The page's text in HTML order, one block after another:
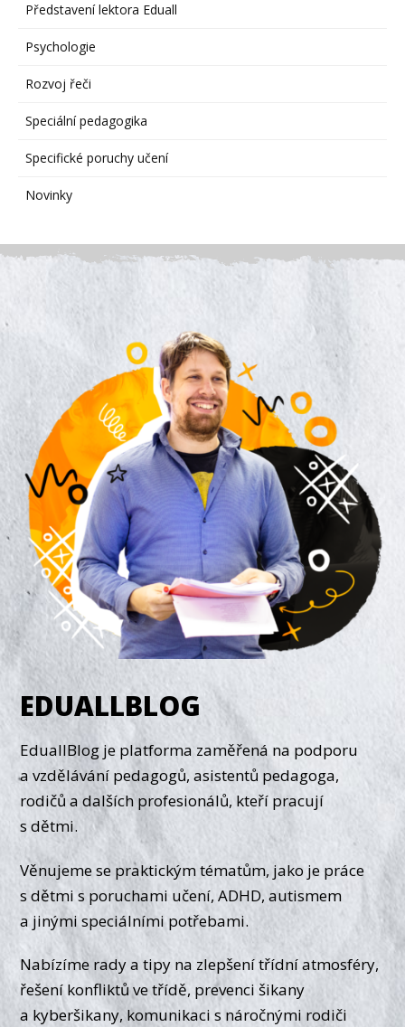
Představení lektora Eduall
Psychologie
Rozvoj řeči
Speciální pedagogika
Specifické poruchy učení
Novinky
EDUALLBLOG
EduallBlog je platforma zaměřená na podporu
a vzdělávání pedagogů, asistentů pedagoga,
rodičů a dalších profesionálů, kteří pracují
s dětmi.
Věnujeme se praktickým tématům, jako je práce
s dětmi s poruchami učení, ADHD, autismem
a jinými speciálními potřebami.
Nabízíme rady a tipy na zlepšení třídní atmosféry,
řešení konfliktů ve třídě, prevenci šikany
a kyberšikany, komunikaci s náročnými rodiči